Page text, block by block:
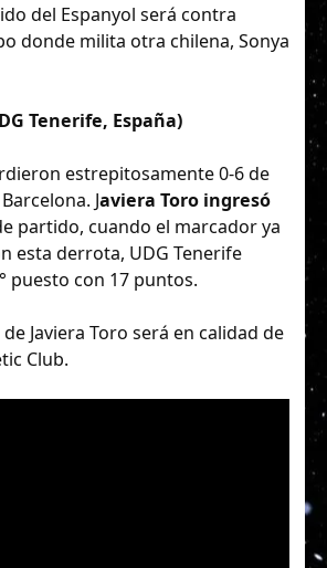
del Espanyol será contra
donde milita otra chilena, Sonya
Tenerife, España)
estrepitosamente 0-6 de
Javiera Toro ingresó
partido, cuando el marcador ya
esta derrota, UDG Tenerife
puesto con 17 puntos.
Javiera Toro será en calidad de
Club.